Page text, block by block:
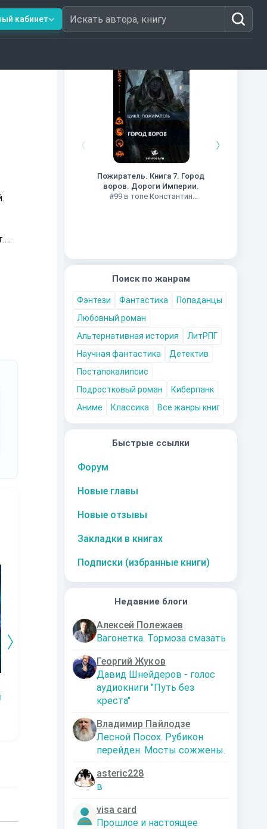
кабинет Искать автора, книгу
Книги из топ-100
Пожиратель. Книга 7. Город
воров. Дороги Империи.
#99 в топе Константин
Поиск по жанрам
Фэнтези Фантастика
Попаданцы
Любовный роман
Альтернативная история
ЛитРПГ
Научная фантастика
Детектив
Постапокалипсис
Подростковый роман
Киберпанк
Аниме
Классика Все жанры книг
Быстрые ссылки
Форум
Новые главы
Новые отзывы
Закладки в книгах
Подписки (избранные книги)
Недавние блоги
Алексей Полежаев
Вагонетка. Тормоза смазать
Георгий Жуков
Давид Шнейдеров - голос
аудиокниги "Путь без
креста"
Владимир Пайлодзе
Лесной Посох. Рубикон
перейден. Мосты сожжены.
asteric228
в
visa card
Прошлое и настоящее
10 за часть
Технарь.
Константин
10 за часть
Заместитель